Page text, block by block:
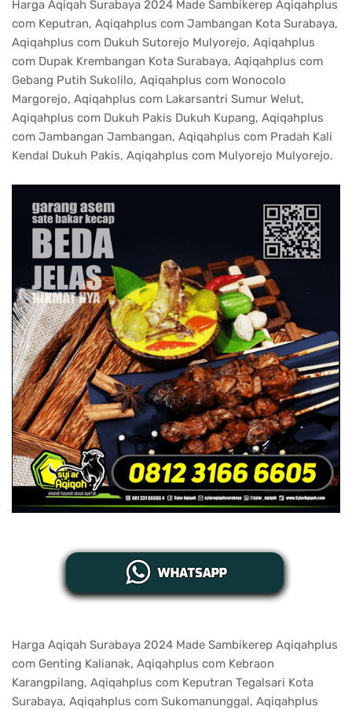
Harga Aqiqah Surabaya 2024 Made Sambikerep Aqiqahplus
com Keputran, Aqiqahplus com Jambangan Kota Surabaya,
Aqiqahplus com Dukuh Sutorejo Mulyorejo, Aqiqahplus
com Dupak Krembangan Kota Surabaya, Aqiqahplus com
Gebang Putih Sukolilo, Aqiqahplus com Wonocolo
Margorejo, Aqiqahplus com Lakarsantri Sumur Welut,
Aqiqahplus com Dukuh Pakis Dukuh Kupang, Aqiqahplus
com Jambangan Jambangan, Aqiqahplus com Pradah Kali
Kendal Dukuh Pakis, Aqiqahplus com Mulyorejo Mulyorejo.
Harga Aqiqah Surabaya 2024 Made Sambikerep Aqiqahplus
com Genting Kalianak, Aqiqahplus com Kebraon
Karangpilang, Aqiqahplus com Keputran Tegalsari Kota
Surabaya, Aqiqahplus com Sukomanunggal, Aqiqahplus